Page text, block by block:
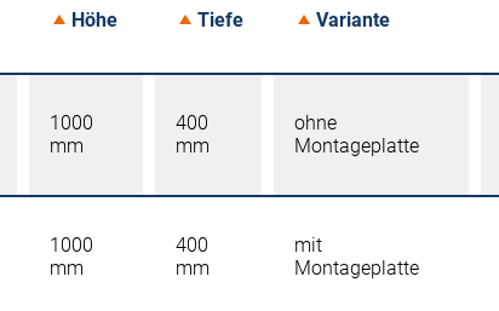
Höhe Tiefe Variante
1000
mm
400
mm
ohne
Montageplatte
1000
mm
400
mm
mit
Montageplatte